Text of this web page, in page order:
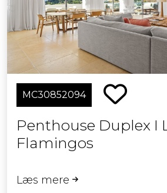
MC30852094
Penthouse Duplex I
Flamingos
Læs mere